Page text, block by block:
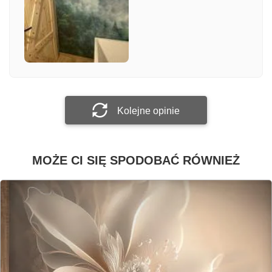
Załącz zdjęcie
Kolejne opinie
MOŻE CI SIĘ SPODOBAĆ RÓWNIEŻ